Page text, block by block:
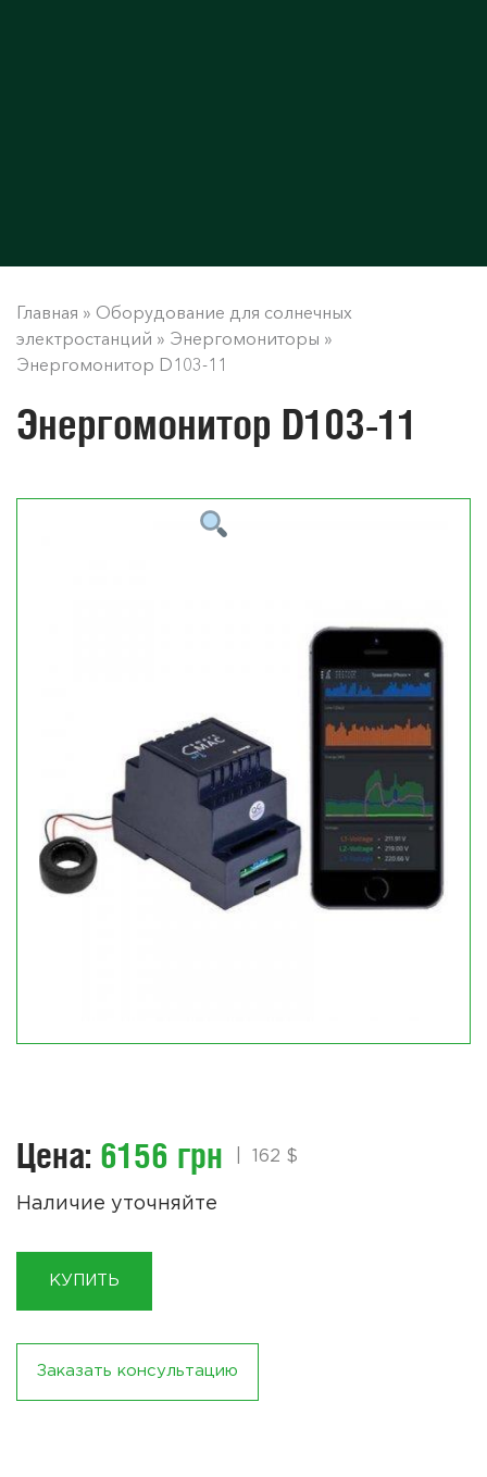
Главная » Оборудование для солнечных
электростанций » Энергомониторы »
Энергомонитор D103-11
Энергомонитор D103-11
Цена: 6156 грн 162 $
Наличие уточняйте
КУПИТЬ
Заказать консультацию